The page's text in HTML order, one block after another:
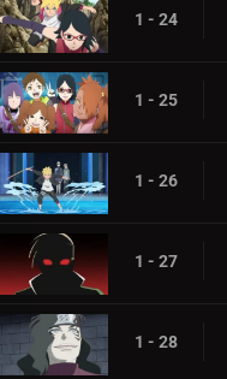
1 - 24
1 - 25
1 - 26
1 - 27
1 - 28